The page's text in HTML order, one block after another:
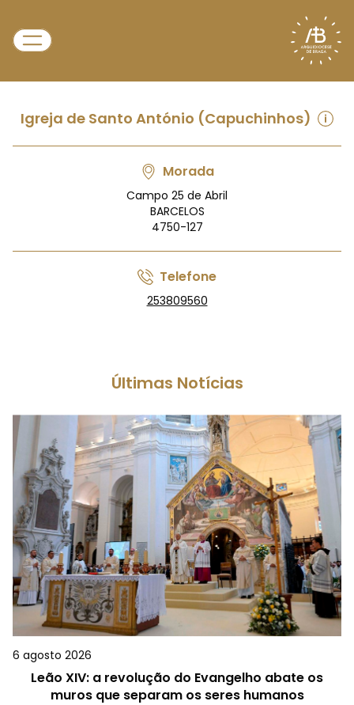
Igreja de Santo António (Capuchinhos)
Morada
Campo 25 de Abril
BARCELOS
4750-127
Telefone
253809560
Últimas Notícias
6 agosto 2026
Leão XIV: a revolução do Evangelho abate os
muros que separam os seres humanos